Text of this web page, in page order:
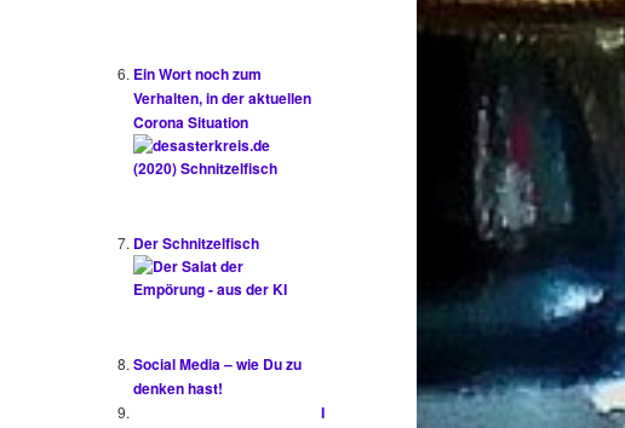
Ein Wort noch zum
Verhalten, in der aktuellen
Corona Situation
Der Schnitzelfisch
Social Media – wie Du zu
denken hast!
I